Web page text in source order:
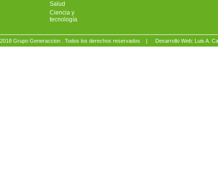
Salud
Ciencia y
tecnología
2018 Grupo Generaccion . Todos los derechos reservados | Desarrollo Web: Luis